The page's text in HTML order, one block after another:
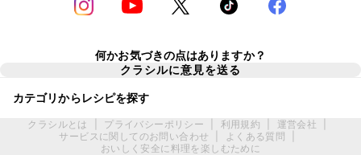
何かお気づきの点はありますか？
クラシルに意見を送る
カテゴリからレシピを探す
クラシルとは プライバシーポリシー 利用規約 運営会社
サービスに関してのお問い合わせ
よくある質問
おいしく安全に料理を楽しむために